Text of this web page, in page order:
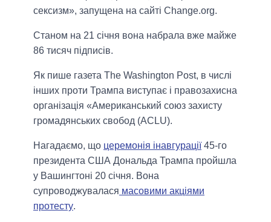
сексизм», запущена на сайті Change.org.
Станом на 21 січня вона набрала вже майже
86 тисяч підписів.
Як пише газета The Washington Post, в числі
інших проти Трампа виступає і правозахисна
організація «Американський союз захисту
громадянських свобод (ACLU).
Нагадаємо, що церемонія інавгурації45-го
президента США Дональда Трампа пройшла
у Вашингтоні 20 січня. Вона
супроводжувалася масовими акціями
протесту.